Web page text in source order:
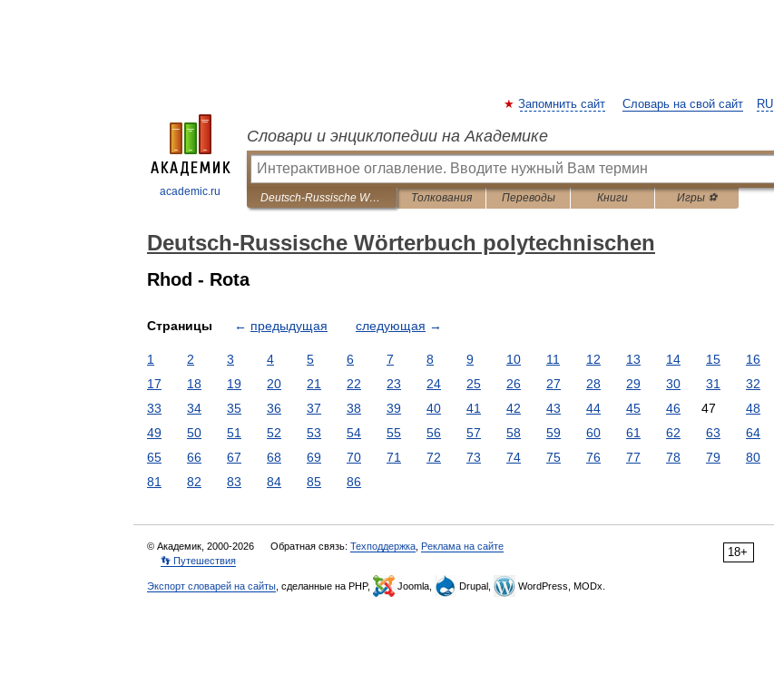
academic.ru
RU
Запомнить сайт Словарь на свой сайт
Словари и энциклопедии на Академике
Deutsch-Russische Wörterbuch polytechnischen Толкования Переводы Книги Игры ⚽
Deutsch-Russische Wörterbuch polytechnischen
Rhod - Rota
Страницы ← предыдущая следующая →
1 2 3 4 5 6 7 8 9 10 11 12 13 14 15
16
17
18 19 20 21 22 23 24 25 26 27 28 29 30 31
32
33
34 35 36 37 38 39 40 41 42 43 44 45 46 47
48
49
50 51 52 53 54 55 56 57 58 59 60 61 62 63
64
65
66 67 68 69 70 71 72 73 74 75 76 77 78 79
80
81
82 83 84 85 86
18+
© Академик, 2000-2026 Обратная связь: Техподдержка Реклама на сайте
👣 Путешествия
Экспорт словарей на сайты , сделанные на PHP, Joomla, Drupal, WordPress, MODx.